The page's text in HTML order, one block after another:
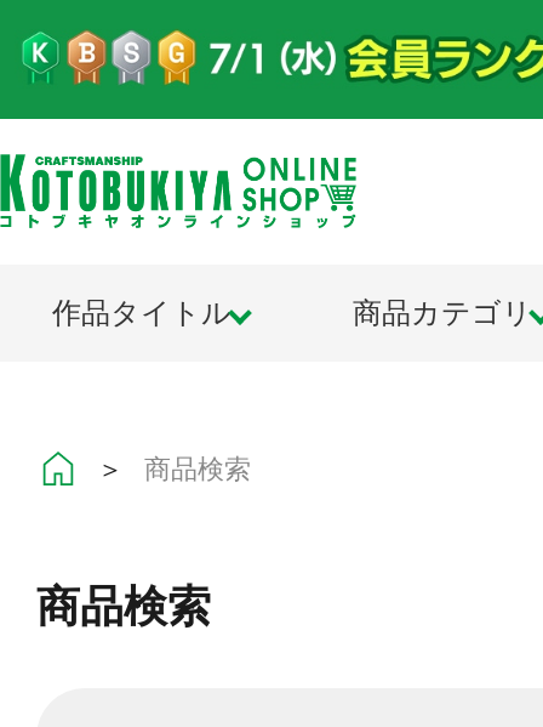
作品タイトル 商品カテゴリ
＞ 商品検索
商品検索